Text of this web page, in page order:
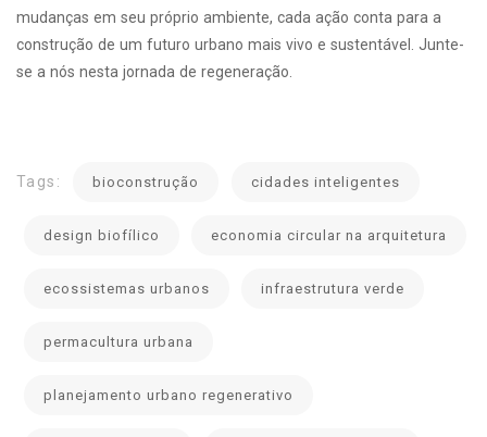
mudanças em seu próprio ambiente, cada ação conta para a
construção de um futuro urbano mais vivo e sustentável. Junte-
se a nós nesta jornada de regeneração.
Tags: bioconstrução cidades inteligentes
design biofílico economia circular na arquitetura
ecossistemas urbanos infraestrutura verde
permacultura urbana
planejamento urbano regenerativo